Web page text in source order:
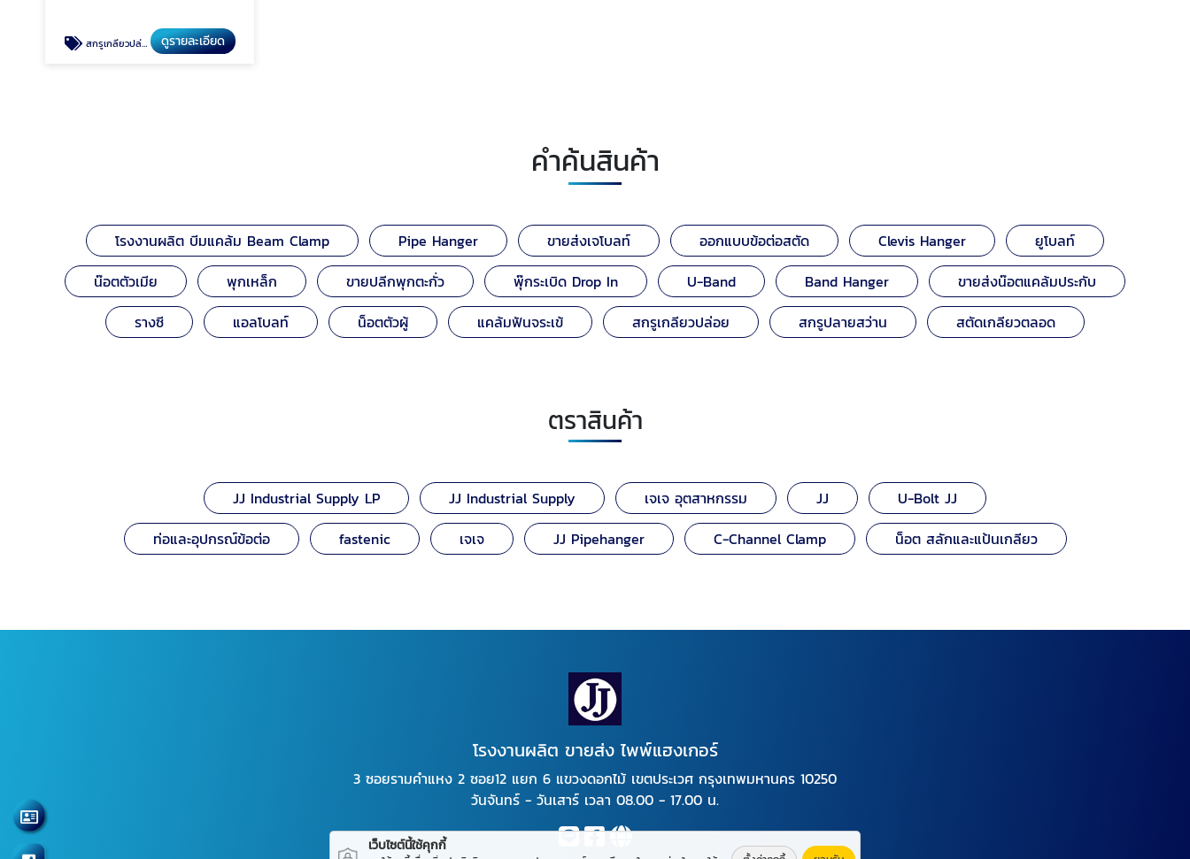
สกรูเกลียวปล่อย ดูรายละเอียด
คำค้นสินค้า
โรงงานผลิต บีมแคล้ม Beam Clamp Pipe Hanger ขายส่งเจโบลท์ ออกแบบข้อต่อสตัด Clevis Hanger
ยูโบลท์
น๊อตตัวเมีย
พุกเหล็ก ขายปลีกพุกตะกั่ว พุ๊กระเบิด Drop In U-Band Band Hanger
ขายส่งน๊อตแคล้มประกับ
รางซี
แอลโบลท์ น็อตตัวผู้ แคล้มฟันจระเข้ สกรูเกลียวปล่อย สกรูปลายสว่าน สตัดเกลียวตลอด
ตราสินค้า
JJ Industrial Supply LP JJ Industrial Supply เจเจ อุตสาหกรรม JJ
U-Bolt JJ
ท่อและอุปกรณ์ข้อต่อ
fastenic เจเจ JJ Pipehanger C-Channel Clamp น็อต สลักและแป้นเกลียว
โรงงานผลิต ขายส่ง ไพพ์แฮงเกอร์
3 ซอยรามคำแหง 2 ซอย12 แยก 6 แขวงดอกไม้ เขตประเวศ กรุงเทพมหานคร 10250
วันจันทร์ - วันเสาร์ เวลา 08.00 - 17.00 น.
เว็บไซต์นี้ใช้คุกกี้